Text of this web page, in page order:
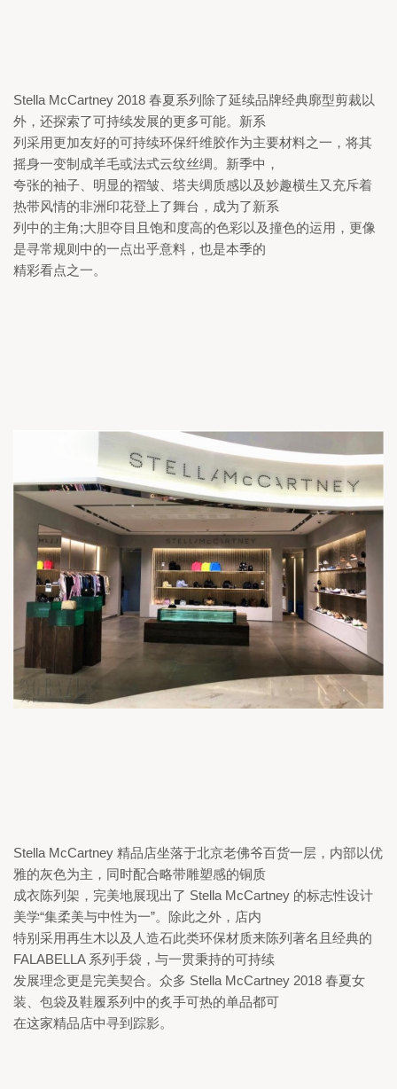
Stella McCartney 2018 春夏系列除了延续品牌经典廓型剪裁以
外，还探索了可持续发展的更多可能。新系
列采用更加友好的可持续环保纤维胶作为主要材料之一，将其
摇身一变制成羊毛或法式云纹丝绸。新季中，
夸张的袖子、明显的褶皱、塔夫绸质感以及妙趣横生又充斥着
热带风情的非洲印花登上了舞台，成为了新系
列中的主角;大胆夺目且饱和度高的色彩以及撞色的运用，更像
是寻常规则中的一点出乎意料，也是本季的
精彩看点之一。
Stella McCartney 精品店坐落于北京老佛爷百货一层，内部以优
雅的灰色为主，同时配合略带雕塑感的铜质
成衣陈列架，完美地展现出了 Stella McCartney 的标志性设计
美学“集柔美与中性为一”。
除此之外，店内
FALABELLA 系列手袋，与一贯秉持的可持续
发展理念更是完美契合。众多 Stella McCartney 2018 春夏女
装、包袋及鞋履系列中的炙手可热的单品都可
在这家精品店中寻到踪影。